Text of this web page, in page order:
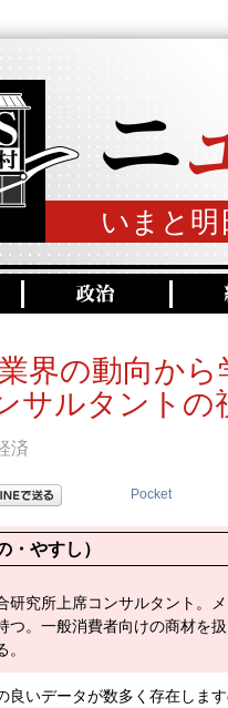
いまと
界の動向か
サルタントの
済
Pocket
・やすし）
研究所上席コンサルタント。
つ。一般消費者向けの商材を
良いデータが数多く存在しま